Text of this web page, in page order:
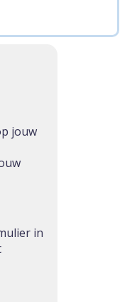
jouw
in